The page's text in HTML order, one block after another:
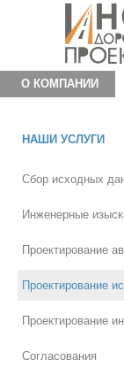
О КОМПАНИИ
НАШИ УСЛУГИ
Сбор исходных
Инженерные
Проектирование
Проектирование
Проектирование
Согласования